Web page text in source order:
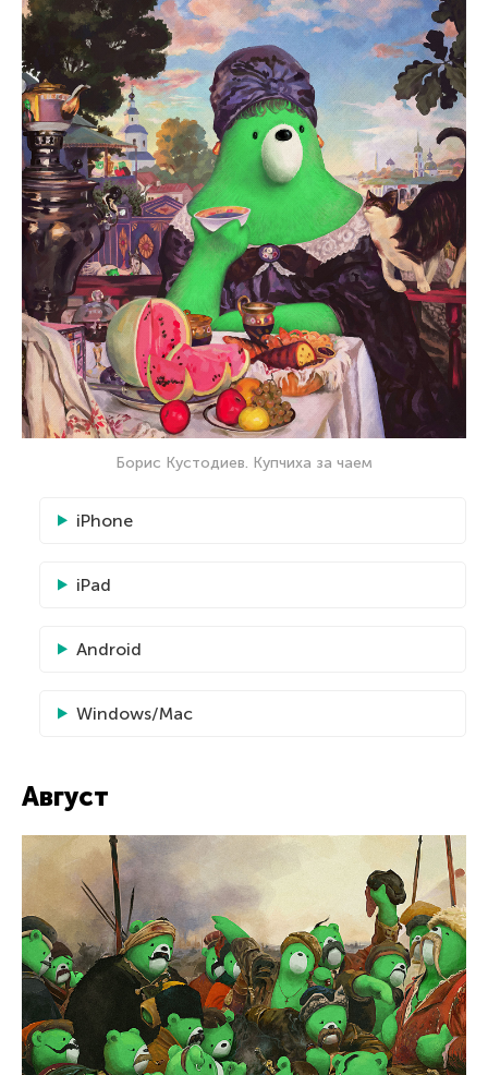
Борис Кустодиев. Купчиха за чаем
iPhone
iPad
Android
Windows/Mac
Август